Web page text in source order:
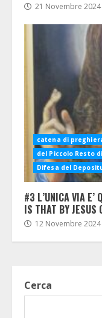
21 Novembre 2024
catena di
del Piccolo Resto
Difesa del
#3 L’UNICA VIA E’
IS THAT BY
12 Novembre 2024
Cerca